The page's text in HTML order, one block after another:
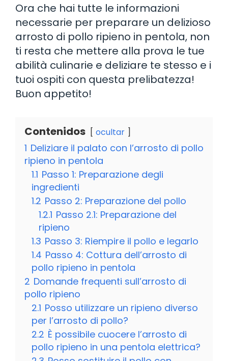
Ora che hai tutte le informazioni
necessarie per preparare un delizioso
arrosto di pollo ripieno in pentola, non
ti resta che mettere alla prova le tue
abilità culinarie e deliziare te stesso e i
tuoi ospiti con questa prelibatezza!
Buon appetito!
Contenidos ocultar
1 Deliziare il palato con l’arrosto di pollo
ripieno in pentola
1.1 Passo 1: Preparazione degli
ingredienti
1.2 Passo 2: Preparazione del pollo
1.2.1 Passo 2.1: Preparazione del
ripieno
1.3 Passo 3: Riempire il pollo e legarlo
1.4 Passo 4: Cottura dell’arrosto di
pollo ripieno in pentola
2 Domande frequenti sull’arrosto di
pollo ripieno
2.1 Posso utilizzare un ripieno diverso
per l’arrosto di pollo?
2.2 È possibile cuocere l’arrosto di
pollo ripieno in una pentola elettrica?